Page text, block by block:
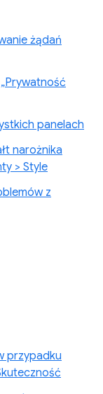
żądań
panelach
narożnika
> Style
z
przypadku